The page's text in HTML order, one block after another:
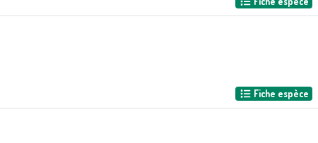
Fiche espèce